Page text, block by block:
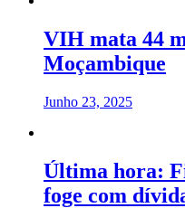
VIH mata 44
Moçambique
Junho 23, 2025
Última hora:
foge com